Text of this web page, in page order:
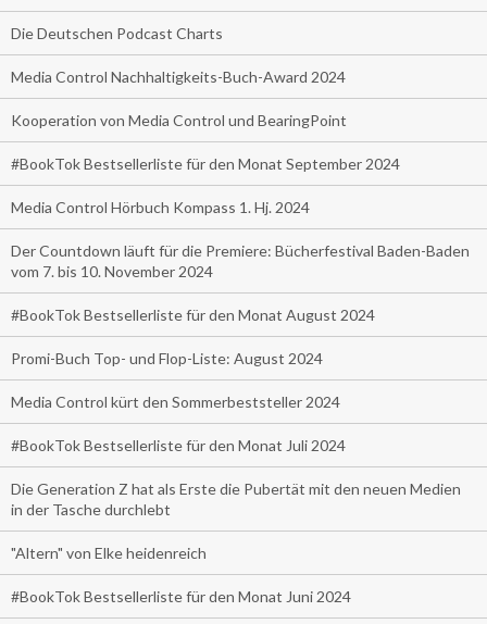
Die Deutschen Podcast Charts
Media Control Nachhaltigkeits-Buch-Award 2024
Kooperation von Media Control und BearingPoint
#BookTok Bestsellerliste für den Monat September 2024
Media Control Hörbuch Kompass 1. Hj. 2024
Der Countdown läuft für die Premiere: Bücherfestival Baden-Baden
vom 7. bis 10. November 2024
#BookTok Bestsellerliste für den Monat August 2024
Promi-Buch Top- und Flop-Liste: August 2024
Media Control kürt den Sommerbeststeller 2024
#BookTok Bestsellerliste für den Monat Juli 2024
Die Generation Z hat als Erste die Pubertät mit den neuen Medien
in der Tasche durchlebt
"Altern" von Elke heidenreich
#BookTok Bestsellerliste für den Monat Juni 2024